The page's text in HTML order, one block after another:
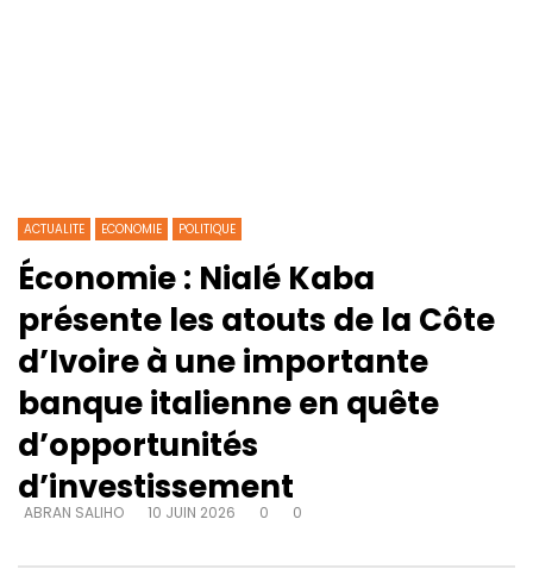
ACTUALITE ECONOMIE POLITIQUE
Économie : Nialé Kaba
présente les atouts de la Côte
d’Ivoire à une importante
banque italienne en quête
d’opportunités
d’investissement
ABRAN SALIHO 10 JUIN 2026 0 0